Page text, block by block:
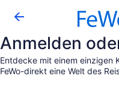
Anmelden
Entdecke mit einem einzigen
FeWo-direkt eine Welt des